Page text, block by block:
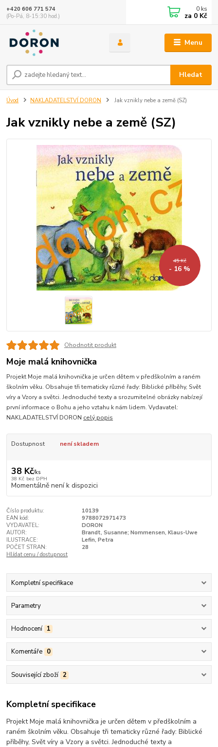
Menu
Hledat
+420 606 771 574
(Po-Pá, 8-15:30 hod.)
0 ks
za 0 Kč
Úvod NAKLADATELSTVÍ DORON Jak vznikly nebe a země (SZ)
Jak vznikly nebe a země (SZ)
45 Kč
- 16 %
Ohodnotit produkt
Moje malá knihovnička
Projekt Moje malá knihovnička je určen dětem v předškolním a raném
školním věku. Obsahuje tři tematicky různé řady: Biblické příběhy, Svět
víry a Vzory a světci. Jednoduché texty a srozumitelné obrázky nabízejí
první informace o Bohu a jeho vztahu k nám lidem. Vydavatel:
NAKLADATELSTVÍ DORON celý popis
Dostupnost není skladem
38 Kč/ks
38 Kč bez DPH
Momentálně není k dispozici
Číslo produktu:
10139
EAN kód:
9788072971473
VYDAVATEL:
DORON
AUTOR:
Brandt, Susanne; Nommensen, Klaus-Uwe
ILUSTRACE:
Lefin, Petra
POČET STRAN:
28
Hlídat cenu / dostupnost
Kompletní specifikace
Parametry
Hodnocení 1
Komentáře 0
Související zboží 2
Kompletní specifikace
Projekt Moje malá knihovnička je určen dětem v předškolním a
raném školním věku. Obsahuje tři tematicky různé řady: Biblické
příběhy, Svět víry a Vzory a světci. Jednoduché texty a